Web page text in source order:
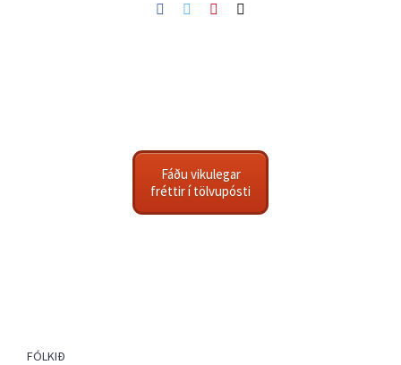
Facebook
TwitterPinterest
Fáðu vikulegar
fréttir í tölvupósti
FÓLKIÐ